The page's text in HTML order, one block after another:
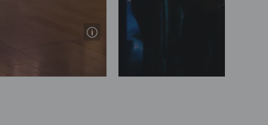
Elena Bauer / OnP